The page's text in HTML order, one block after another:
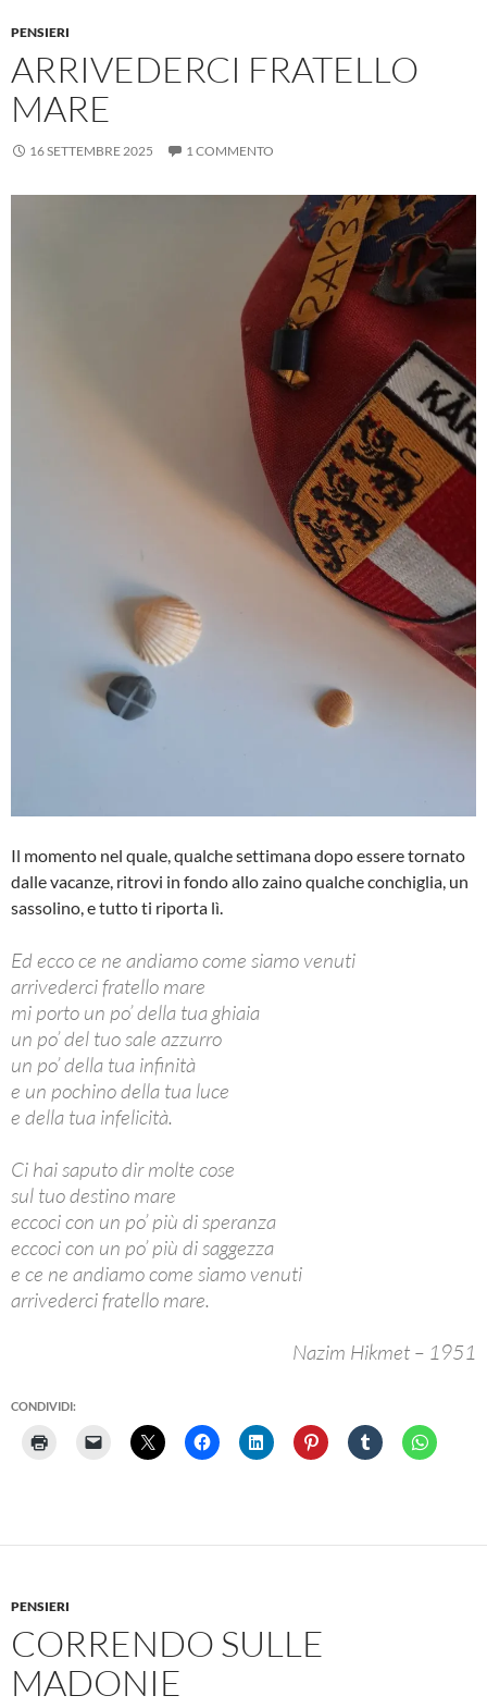
PENSIERI
ARRIVEDERCI FRATELLO
MARE
16 SETTEMBRE 2025 1 COMMENTO
Il momento nel quale, qualche settimana dopo essere tornato
dalle vacanze, ritrovi in fondo allo zaino qualche conchiglia, un
sassolino, e tutto ti riporta lì.
Ed ecco ce ne andiamo come siamo venuti
arrivederci fratello mare
mi porto un po’ della tua ghiaia
un po’ del tuo sale azzurro
un po’ della tua infinità
e un pochino della tua luce
e della tua infelicità.
Ci hai saputo dir molte cose
sul tuo destino mare
eccoci con un po’ più di speranza
eccoci con un po’ più di saggezza
e ce ne andiamo come siamo venuti
arrivederci fratello mare.
Nazim Hikmet – 1951
CONDIVIDI:
PENSIERI
CORRENDO SULLE
MADONIE